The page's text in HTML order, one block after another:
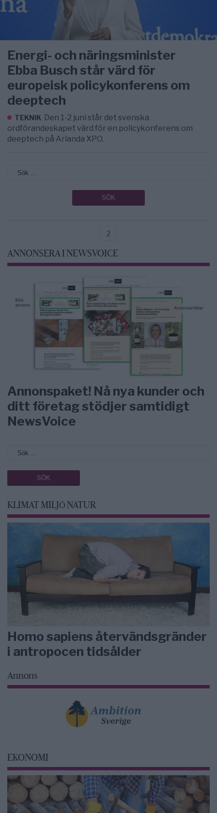
Energi- och näringsminister
Ebba Busch står värd för
europeisk policykonferens om
deeptech
TEKNIK Den 1-2 juni står det svenska
ordförandeskapet värd för en policykonferens om
deeptech på Arlanda XPO.
2
ANNONSERA I NEWSVOICE
Annonspaket! Nå nya kunder och
ditt företag stödjer samtidigt
NewsVoice
KLIMAT MILJÖ NATUR
Homo sapiens återvändsgränder
i antropocen tidsålder
Annons
EKONOMI